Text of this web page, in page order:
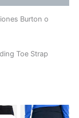
Burton o
Toe Strap
El
El